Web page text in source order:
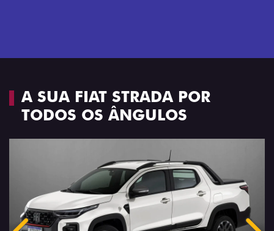
A SUA FIAT STRADA POR
TODOS OS ÂNGULOS